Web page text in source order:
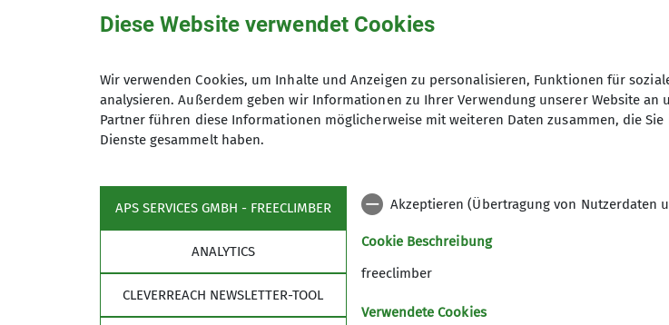
Kletterhalle
DAV Sektion Neu-Ulm
Partner
Diese Website verwendet Cookies
Wir verwenden Cookies, um Inhalte und Anzeigen zu personalisieren, Funktionen für
analysieren. Außerdem geben wir Informationen zu Ihrer Verwendung unserer Website
Partner führen diese Informationen möglicherweise mit weiteren Daten zusammen, die
Dienste gesammelt haben.
APS SERVICES GMBH - FREECLIMBER
ANALYTICS
CLEVERREACH NEWSLETTER-TOOL
Akzeptieren (Übertragung von Nutzerdaten
Cookie Beschreibung
freeclimber
Verwendete Cookies